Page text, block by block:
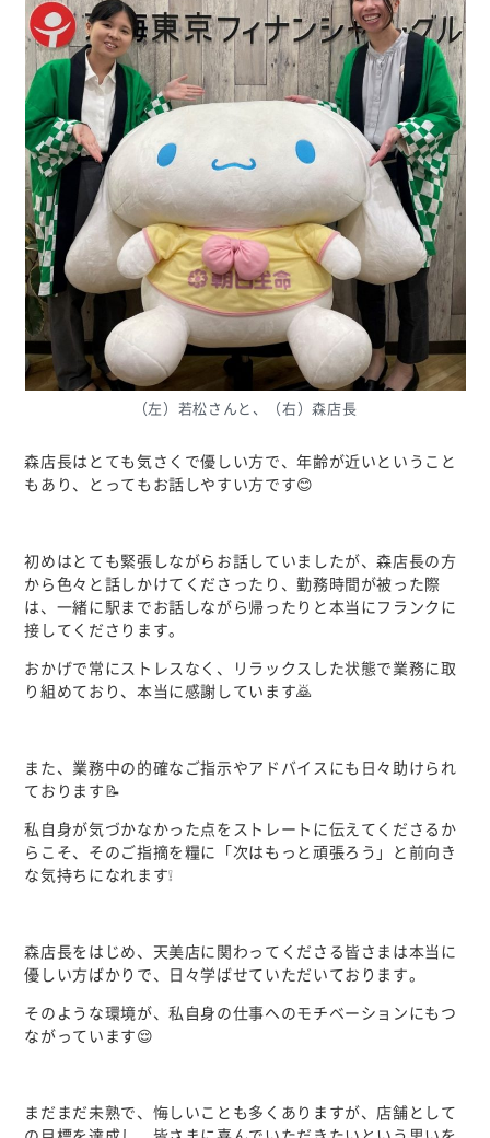
（左）若松さんと、（右）森店長
森店長はとても気さくで優しい方で、年齢が近いということ
もあり、とってもお話しやすい方です😊
初めはとても緊張しながらお話していましたが、森店長の方
から色々と話しかけてくださったり、勤務時間が被った際
は、一緒に駅までお話しながら帰ったりと本当にフランクに
接してくださります。
おかげで常にストレスなく、リラックスした状態で業務に取
り組めており、本当に感謝しています🙇
また、業務中の的確なご指示やアドバイスにも日々助けられ
ております📝
私自身が気づかなかった点をストレートに伝えてくださるか
らこそ、そのご指摘を糧に「次はもっと頑張ろう」と前向き
な気持ちになれます❕
森店長をはじめ、天美店に関わってくださる皆さまは本当に
優しい方ばかりで、日々学ばせていただいております。
そのような環境が、私自身の仕事へのモチベーションにもつ
ながっています😌
まだまだ未熟で、悔しいことも多くありますが、店舗として